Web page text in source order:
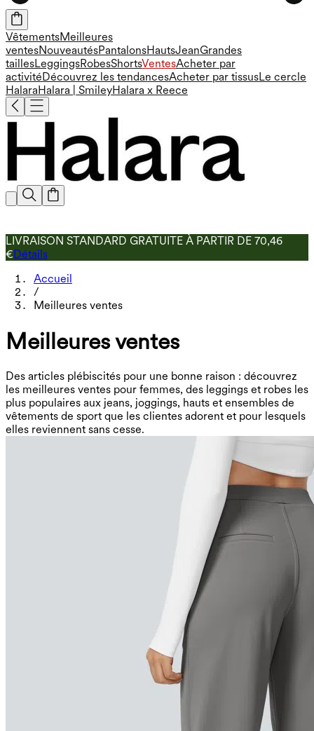
VêtementsMeilleures
ventesNouveautésPantalonsHautsJeanGrandes
taillesLeggingsRobesShortsVentesAcheter par
activité Découvrez les tendancesAcheter par tissusLe cercle
Halara Halara | SmileyHalara x Reece
LIVRAISON STANDARD GRATUITE À PARTIR DE 70,46
€ Détails
Accueil
/
Meilleures ventes
Meilleures ventes
Des articles plébiscités pour une bonne raison : découvrez
les meilleures ventes pour femmes, des leggings et robes les
plus populaires aux jeans, joggings, hauts et ensembles de
vêtements de sport que les clientes adorent et pour lesquels
elles reviennent sans cesse.